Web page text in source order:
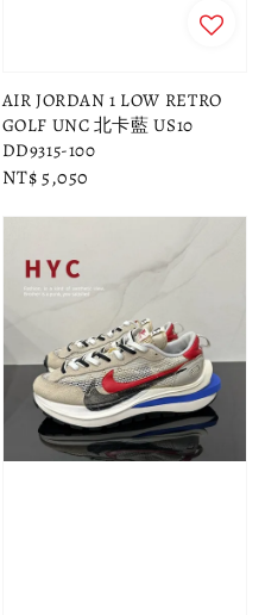
AIR JORDAN 1 LOW RETRO
GOLF UNC 北卡藍 US10
DD9315-100
Regular
NT$ 5,050